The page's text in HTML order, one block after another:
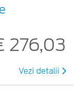
276,03
Vezi detalii